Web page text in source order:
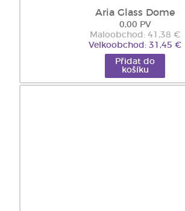
Aria Glass Dome
0,00 PV
Maloobchod: 41,38 €
Velkoobchod: 31,45 €
Přidat do
košíku